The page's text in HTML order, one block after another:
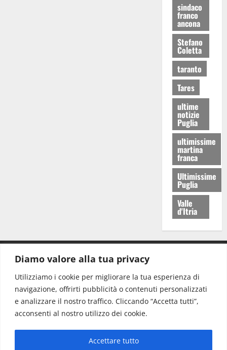
Diamo valore alla tua privacy
Utilizziamo i cookie per migliorare la tua esperienza di
navigazione, offrirti pubblicità o contenuti personalizzati
e analizzare il nostro traffico. Cliccando “Accetta tutti”,
acconsenti al nostro utilizzo dei cookie.
Accettare tutto
sindaco
franco
ancona
Stefano
Coletta
taranto
Tares
ultime
notizie
Puglia
ultimissime
martina
franca
Ultimissime
Puglia
Valle
d'Itria
Redazione: redazione@www.martinasera.it
Direttore:direttore@www.martinasera.it
Info & Commerciale:info@www.martinasera.it